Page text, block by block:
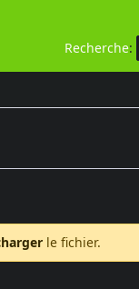
Recherche:
le fichier.